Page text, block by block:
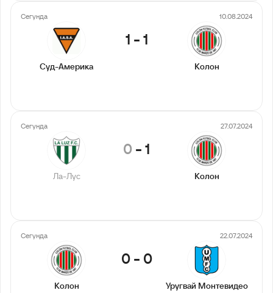
Сегунда 10.08.2024
Суд-Америка
1 -1
Колон
Сегунда 27.07.2024
Ла-Лус
0-1
Колон
Сегунда 22.07.2024
Колон
0 - 0
Уругвай Монтевидео